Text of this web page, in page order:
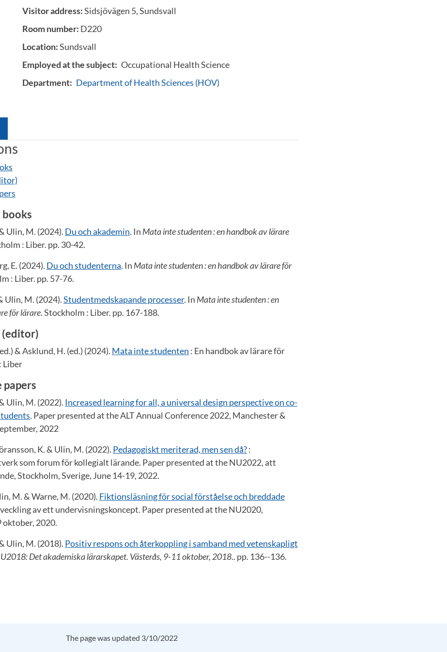
Visitor address:Sidsjövägen 5, Sundsvall
Room number: D220
Location:Sundsvall
Employed at the subject: Occupational Health Science
Department: Department of Health Sciences (HOV)
Ulin, M. (2024). Du och akademin. In Mata inte studenten : en handbok av lärare
: Liber. pp. 30-42.
E. (2024). Du och studenterna. In Mata inte studenten : en handbok av lärare för
: Liber. pp. 57-76.
Ulin, M. (2024).Studentmedskapande processer. In Mata inte studenten : en
för lärare. Stockholm : Liber. pp. 167-188.
& Asklund, H. (ed.) (2024). Mata inte studenten : En handbok av lärare för
Liber
papers
Ulin, M. (2022). Increased learning for all, a universal design perspective on co-
. Paper presented at the ALT Annual Conference 2022, Manchester &
2022
K. & Ulin, M. (2022). Pedagogiskt meriterad, men sen då?:
som forum för kollegialt lärande. Paper presented at the NU2022, att
Stockholm, Sverige, June 14-19, 2022.
M. & Warne, M. (2020). Fiktionsläsning för social förståelse och breddade
av ett undervisningskoncept. Paper presented at the NU2020,
oktober, 2020.
Ulin, M. (2018). Positiv respons och återkoppling i samband med vetenskapligt
Det akademiska lärarskapet. Västerås, 9-11 oktober, 2018.. pp. 136--136.
The page was updated 3/10/2022